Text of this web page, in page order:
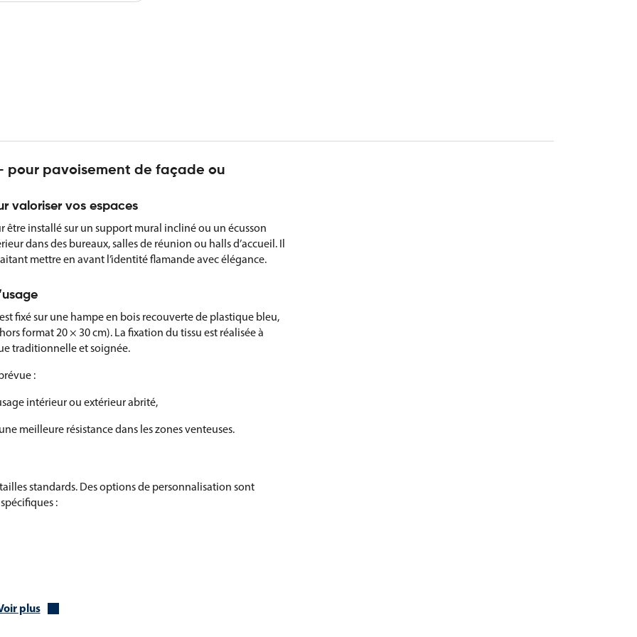
pour pavoisement de façade ou
valoriser vos espaces
être installé sur un support mural incliné ou un écusson
dans des bureaux, salles de réunion ou halls d’accueil. Il
mettre en avant l’identité flamande avec élégance.
fixé sur une hampe en bois recouverte de plastique bleu,
format 20 × 30 cm). La fixation du tissu est réalisée à
traditionnelle et soignée.
:
intérieur ou extérieur abrité,
meilleure résistance dans les zones venteuses.
standards. Des options de personnalisation sont
:
etc.
plus